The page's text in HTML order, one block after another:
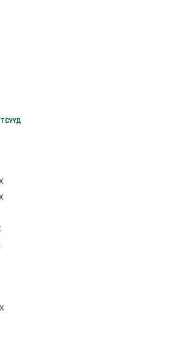
оруулж, нэрийн дансны
ШАЛГАХ
тооцуулахаар бүртгүүлсэн
хуудсаа хэвлэгдсэн